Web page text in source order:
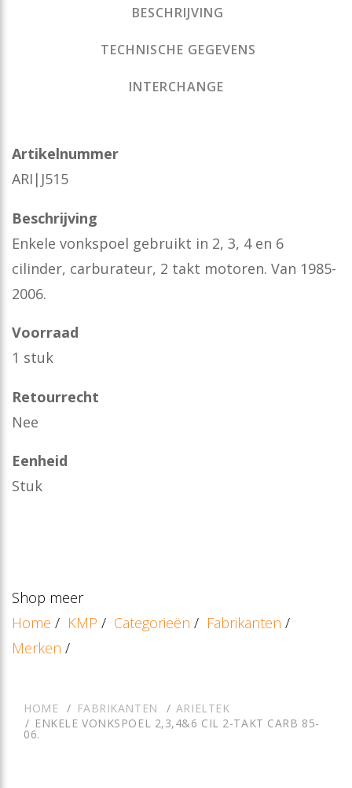
BESCHRIJVING
TECHNISCHE GEGEVENS
INTERCHANGE
Artikelnummer
ARI|J515
Beschrijving
Enkele vonkspoel gebruikt in 2, 3, 4 en 6
cilinder, carburateur, 2 takt motoren. Van 1985-
2006.
Voorraad
1 stuk
Retourrecht
Nee
Eenheid
Stuk
Shop meer
Home / KMP / Categorieën / Fabrikanten /
Merken /
HOME FABRIKANTEN
ARIELTEK
ENKELE VONKSPOEL 2,3,4&6 CIL 2-TAKT CARB 85-
06.